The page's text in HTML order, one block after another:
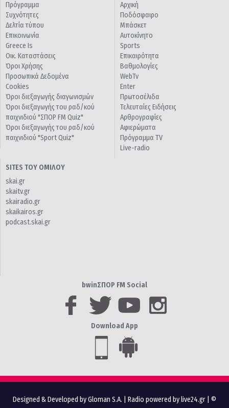
Πρόγραμμα
Συχνότητες
Δελτία τύπου
Επικοινωνία
Greece Is
Οικ. Καταστάσεις
Όροι Χρήσης
Προσωπικά Δεδομένα
Cookies
Όροι διεξαγωγής διαγωνισμών
Όροι διεξαγωγής του ραδ/κού
παιχνιδιού "ΣΠΟΡ FM Quiz"
Όροι διεξαγωγής του ραδ/κού
παιχνιδιού "Sport Quiz"
Αρχική
Ποδόσφαιρο
Μπάσκετ
Αυτοκίνητο
Sports
Επικαιρότητα
Βαθμολογίες
WebTv
Enter
Πρωτοσέλιδα
Τελευταίες Ειδήσεις
Αρθρογραφίες
Αφιερώματα
Πρόγραμμα TV
Live-radio
SITES ΤΟΥ ΟΜΙΛΟΥ
skai.gr
skaitv.gr
skairadio.gr
skaikairos.gr
podcast.skai.gr
bwinΣΠΟΡ FM Social
Download App
Designed & Developed by Gloman S.A. Radio powered by live24.gr | ©